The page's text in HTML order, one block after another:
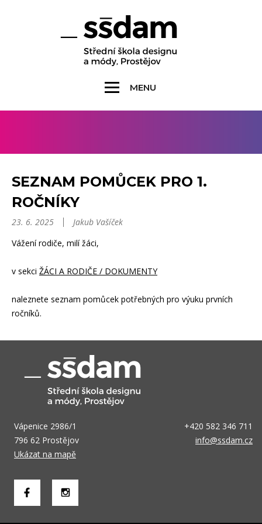
MENU
SEZNAM POMŮCEK PRO 1.
ROČNÍKY
23. 6. 2025
Jakub Vašíček
Vážení rodiče, milí žáci,
v sekci ŽÁCI A RODIČE / DOKUMENTY
naleznete seznam pomůcek potřebných pro výuku prvních
ročníků.
Vápenice 2986/1
796 62 Prostějov
Ukázat na mapě
+420 582 346 711
info@ssdam.cz